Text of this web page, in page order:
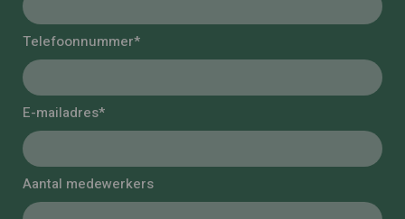
Telefoonnummer*
E-mailadres*
Aantal medewerkers